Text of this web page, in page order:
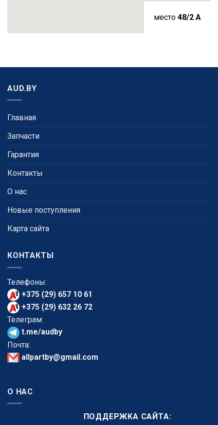
место 48/2 A
AUD.BY
Главная
Запчасти
Гарантия
Контакты
О нас
Новые поступления
Карта сайта
КОНТАКТЫ
Телефоны:
+375 (29) 657 10 61
+375 (29) 632 26 72
Телеграм:
t.me/audby
Почта:
allpartby@gmail.com
О НАС
ПОДДЕРЖКА САЙТА: